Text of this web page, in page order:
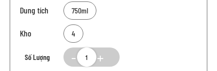
Dung tích 750ml
Kho 4
Số Lượng